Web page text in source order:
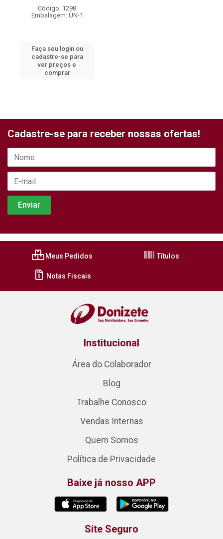
Código: 1298
Embalagem: UN-1
Faça seu login ou
cadastre-se para
ver preços e
comprar
Cadastre-se para receber nossas ofertas!
Meus Pedidos Títulos
Notas Fiscais
Institucional
Área do Colaborador
Blog
Trabalhe Conosco
Vendas Internas
Quem Somos
Política de Privacidade
Baixe já nosso APP
Site Seguro